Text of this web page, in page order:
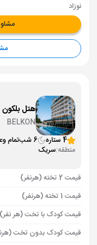
نوزاد
هتل بلکون
BELKON
4 ستاره
6 شب تمام
منطقه:سریک
قیمت 2 تخته (هرنفر)
قیمت 1 تخته (هرنفر)
قیمت کودک با تخت (هر نفر)
قیمت کودک بدون تخت